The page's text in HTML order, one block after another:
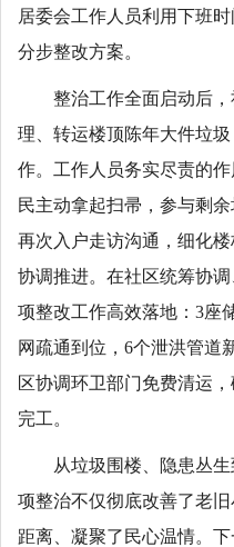
居委会工作人员利用下班
分步整改方案。
整治工作全面启动后
理、转运楼顶陈年大件垃
作。工作人员务实尽责的
民主动拿起扫帚，参与剩
再次入户走访沟通，细化
协调推进。在社区统筹协
项整改工作高效落地：3座
网疏通到位，6个泄洪管道
区协调环卫部门免费清运
完工。
从垃圾围楼、隐患丛
项整治不仅彻底改善了老
距离、凝聚了民心温情。